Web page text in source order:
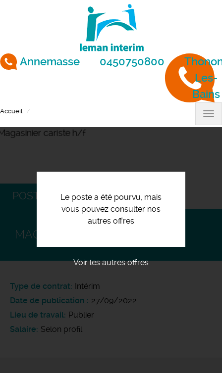
Annemasse 0450750800
Les-
Bains
Accueil
Le poste a été pourvu, mais
vous pouvez consulter nos
autres offres
Voir les autres offres
POSTULEZ
MAGASINIER CARISTE H/F
Type de contrat Intérim
Date de publication
27/09/2022
Lieu de travail Publier
Salaire Selon profil